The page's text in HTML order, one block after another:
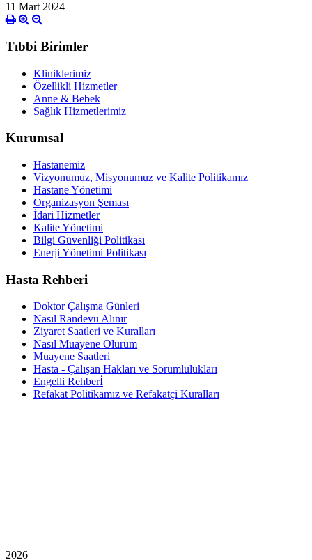
11 Mart 2024
Tıbbi Birimler
Kliniklerimiz
Özellikli Hizmetler
Anne & Bebek
Sağlık Hizmetlerimiz
Kurumsal
Hastanemiz
Vizyonumuz, Misyonumuz ve Kalite Politikamız
Hastane Yönetimi
Organizasyon Şeması
İdari Hizmetler
Kalite Yönetimi
Bilgi Güvenliği Politikası
Enerji Yönetimi Politikası
Hasta Rehberi
Doktor Çalışma Günleri
Nasıl Randevu Alınır
Ziyaret Saatleri ve Kuralları
Nasıl Muayene Olurum
Muayene Saatleri
Hasta - Çalışan Hakları ve Sorumlulukları
Engelli Rehberİ
Refakat Politikamız ve Refakatçi Kuralları
2026